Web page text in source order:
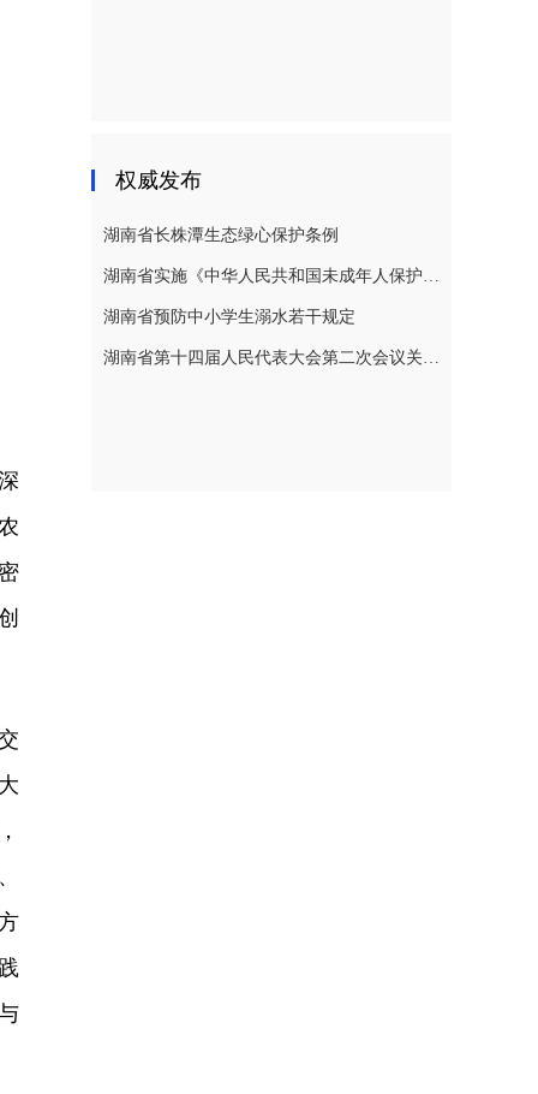
权威发布
湖南省长株潭生态绿心保护条例
湖南省实施《中华人民共和国未成年人保护法》若干规定
湖南省预防中小学生溺水若干规定
湖南省第十四届人民代表大会第二次会议关于湖南省人民代表大会常务委员会工作报告的决议